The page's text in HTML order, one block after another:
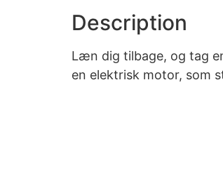
Description
Læn dig tilbage, og tag
en elektrisk motor, som